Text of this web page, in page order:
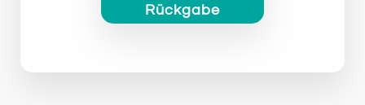
Rückgabe